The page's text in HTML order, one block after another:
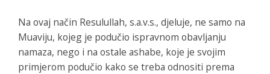
Na ovaj način Resulullah, s.a.v.s., djeluje, ne samo na
Muaviju, kojeg je podučio ispravnom obavljanju
namaza, nego i na ostale ashabe, koje je svojim
primjerom podučio kako se treba odnositi prema